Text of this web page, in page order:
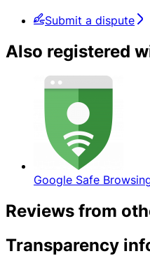
Submit a dispute
Also registered
Google Safe
Reviews from
Transparency